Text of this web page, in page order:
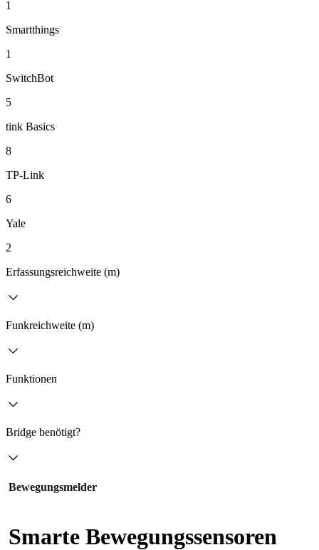
1
Smartthings
1
SwitchBot
5
tink Basics
8
TP-Link
6
Yale
2
Erfassungsreichweite (m)
Funkreichweite (m)
Funktionen
Bridge benötigt?
Bewegungsmelder
Smarte Bewegungssensoren